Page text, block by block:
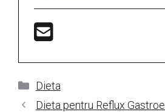
Categorii
Dieta
Dieta pentru Reflux